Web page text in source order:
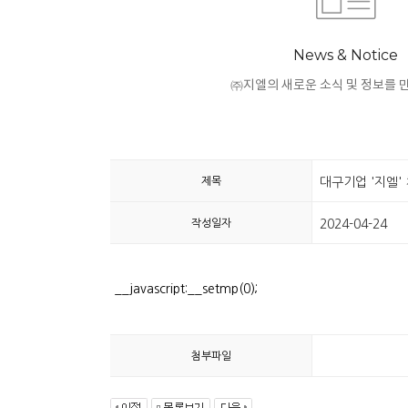
News & Notice
㈜지엘의 새로운 소식 및 정보를
제목 대구기업 '지엘'
작성일자 2024-04-24
__javascript:__setmp(0);
첨부파일